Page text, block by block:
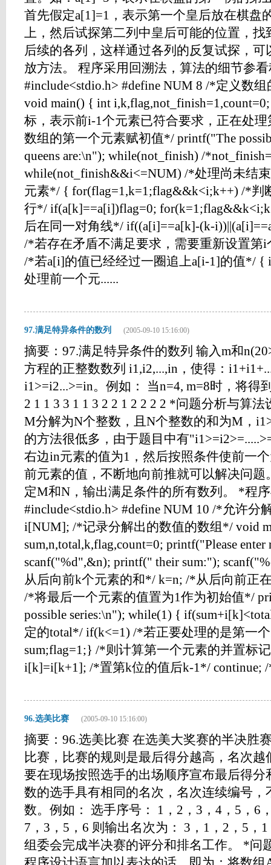
首先假定a[1]=1，表示第一个皇后放在棋盘
上，然后试探第二列中皇后可能的位置，
后续的各列，这样通过各列的反复试探，
放方法。 程序采用回溯法，算法的细节参
#include<stdio.h> #define NUM 8 /*定义数
void main() { int
标，表示前i-1个元素已符合要求，正在处
数组的第一个元素赋初值*/ printf("The
queens are:\n"); while(not_finish) /
while(not_finish&&i<=NUM) /*处理尚未结
元素*/ { for(flag=1,k=1;flag&&k<i;k++) /*判
行*/ if(a[k]==a[i])flag=0;
后在同一对角线*/ if((a[i]==a[k]-(k-
/*若存在矛盾不满足要求，需要重新设置
/*若a[i]的值已经经过一圈追上a[i-1]的值*/ {
处理前一个元......
97.满足特异条件的数列 (2005-09-10 15:16:00)
摘要：97.满足特异条件的数列 输入m和
方程的正整数数列 i1,i2,...,in，使得：
i1>=i2...>=in。例如： 当n=4, m=8时，将得
2 1 1 3 3 1 1 3 2 2 1 2 2 2 2 *问题分析与算
M分解为N个整数，且N个整数的和为M，
的方法很低多，由于题目中有
右边in元素的值为1，然后按照条件使前一
前元素的值，不断地向前推就可以解决问
定M和N，输出满足条件的所有数列。 *程
#include<stdio.h> #define NUM 10 /*允许分
i[NUM]; /*记录分解出的数值的数组*/ void
sum,n,total,k,flag,count=0; printf("Please
scanf("%d",&n); printf(" their sum:");
从后向前k个元素的和*/ k=n; /*从后向前正
/*将最后一个元素的值置为1作为初始值*/
possible series:\n"); while(1) {
定的total*/ if(k<=1) /*若正要处理的是第一
sum;flag=1;} /*则计算第一个元素的并置标
i[k]=i[k+1]; /*置第k位的值后k-1*/ continue;
96.选美比赛 (2005-09-10 15:16:00)
摘要：96.选美比赛 在选美大奖赛的半决胜
比赛，比赛的规则是最后得分越高，名次
要在现场按照选手的出场顺序宣布最后得
数的选手具有相同的名次，名次连续编号
数。例如： 选手序号： 1，2，3，4，5，6
7，3，5，6 则输出名次为： 3，1，2，5，
组委会完成半决赛的评分和排名工作。 *问